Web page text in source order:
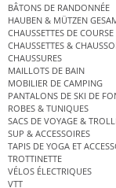
BÂTONS DE RANDONNÉE
HAUBEN & MÜTZEN
CHAUSSETTES DE COURSE
CHAUSSETTES &
CHAUSSURES
MAILLOTS DE BAIN
MOBILIER DE CAMPING
PANTALONS DE SKI DE
ROBES & TUNIQUES
SACS DE VOYAGE &
SUP & ACCESSOIRES
TAPIS DE YOGA ET
TROTTINETTE
VÉLOS ÉLECTRIQUES
VTT